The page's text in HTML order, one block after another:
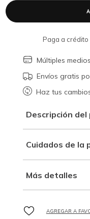
Paga a crédito
Múltiples
Envíos gratis
Haz tus
Descripción
Cuidados de la
Más detalles